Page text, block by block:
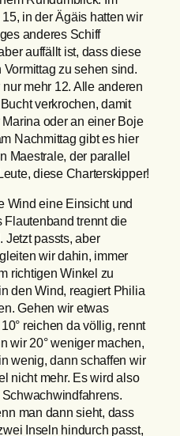
in der Ägäis hatten wir
anderes Schiff
auffällt ist, dass diese
zu sehen sind.
mehr 12. Alle anderen
verkrochen, damit
oder an einer Boje
Nachmittag gibt es hier
Maestrale, der parallel
diese Charterskipper!
Wind eine Einsicht und
Flautenband trennt die
Jetzt passts, aber
wir dahin, immer
richtigen Winkel zu
den Wind, reagiert Philia
Gehen wir etwas
reichen da völlig, rennt
wir 20° weniger machen,
wenig, dann schaffen wir
nicht mehr. Es wird also
man dann sieht, dass
Inseln hindurch passt,